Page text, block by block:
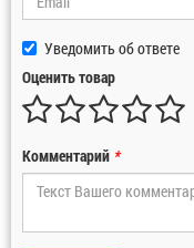
Уведомить об ответе
Оценить товар
Комментарий *